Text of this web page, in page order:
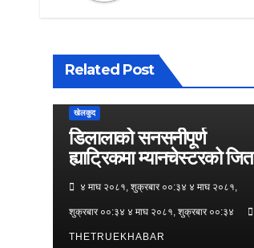
Related Post
खेलकुद
डिलालाको सनसनीपूर्ण
ह्याट्रिकमा म्यानचेस्टरको जित
४ माघ २०८१, शुक्रबार ००:३४ ४ माघ २०८१,
शुक्रबार ००:३४ ४ माघ २०८१, शुक्रबार ००:३४
THETRUEKHABAR